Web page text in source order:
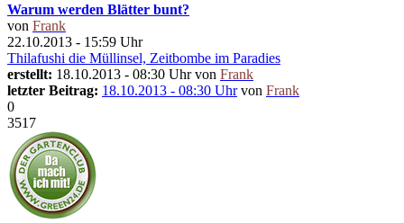
Warum werden Blätter bunt?
von Frank
22.10.2013 - 15:59 Uhr
Thilafushi die Müllinsel, Zeitbombe im Paradies
erstellt: 18.10.2013 - 08:30 Uhr von Frank
letzter Beitrag: 18.10.2013 - 08:30 Uhrvon Frank
0
3517